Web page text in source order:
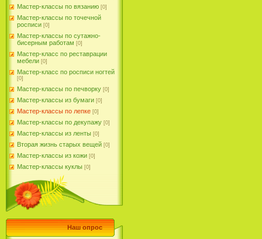
Мастер-классы по вязанию [0]
Мастер-классы по точечной
росписи [0]
Мастер-классы по сутажно-
бисерным работам [0]
Мастер-класс по реставрации
мебели [0]
Мастер-класс по росписи ногтей
[0]
Мастер-классы по печворку [0]
Мастер-классы из бумаги [0]
Мастер-классы по лепке [0]
Мастер-классы по декупажу [0]
Мастер-классы из ленты [0]
Вторая жизнь старых вещей [0]
Мастер-классы из кожи [0]
Мастер-классы куклы [0]
Наш опрос